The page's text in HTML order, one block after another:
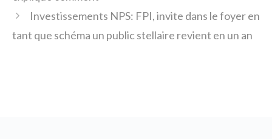
Investissements NPS: FPI, invite dans le foyer en
tant que schéma un public stellaire revient en un an